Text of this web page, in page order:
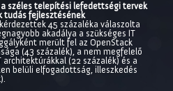
széles telepítési lefedettségi tervek
tudás fejlesztésének
45 százaléka válaszolta
akadálya a szükséges IT
merült fel az OpenStack
(43 százalék), a nem megfelelő
architektúrákkal (22 százalék) és a
belüli elfogadottság, illeszkedés